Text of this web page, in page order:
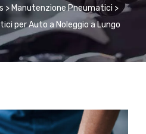
> Manutenzione Pneumatici >
per Auto a Noleggio a Lungo